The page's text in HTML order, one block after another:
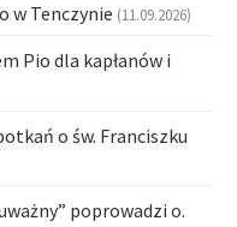
w Tenczynie (11.09.2026)
Pio dla kapłanów i
o św. Franciszku
poprowadzi o.